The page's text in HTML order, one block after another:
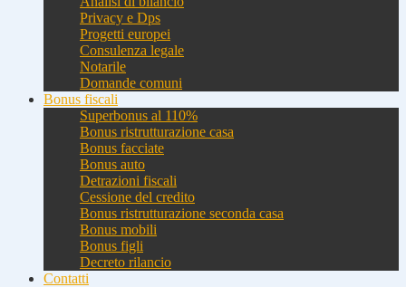
Privacy e Dps
Progetti europei
Consulenza legale
Notarile
Domande comuni
Bonus fiscali
Superbonus al 110%
Bonus ristrutturazione casa
Bonus facciate
Bonus auto
Detrazioni fiscali
Cessione del credito
Bonus ristrutturazione seconda casa
Bonus mobili
Bonus figli
Decreto rilancio
Contatti